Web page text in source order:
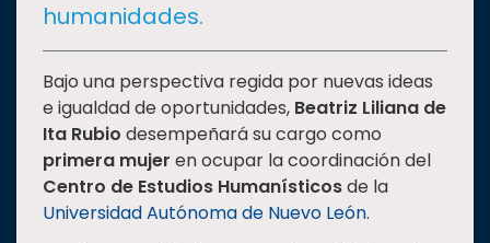
SUSTENTABILIDAD
TEMAS
Oferta
educativa
humanidades.
Bajo una perspectiva regida por nuevas ideas
e igualdad de oportunidades, Beatriz Liliana de
Ita Rubio desempeñará su cargo como
primera mujer en ocupar la coordinación del
Centro de Estudios Humanísticosde la
Universidad Autónoma de Nuevo León.